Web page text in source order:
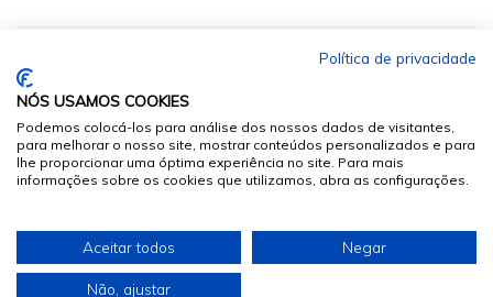
© 2026 Sumários.org
. Todos os Direitos Reservados
Desenvolvido por
Política de privacidade
NÓS USAMOS COOKIES
Podemos colocá-los para análise dos nossos dados de visitantes,
para melhorar o nosso site, mostrar conteúdos personalizados e para
lhe proporcionar uma óptima experiência no site. Para mais
informações sobre os cookies que utilizamos, abra as configurações.
Aceitar todos Negar
Não, ajustar